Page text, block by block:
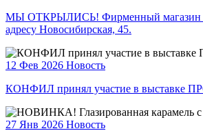
МЫ ОТКРЫЛИСЬ! Фирменный
адресу Новосибирская, 45.
12 Фев 2026 Новость
КОНФИЛ принял участие в выставке
27 Янв 2026 Новость